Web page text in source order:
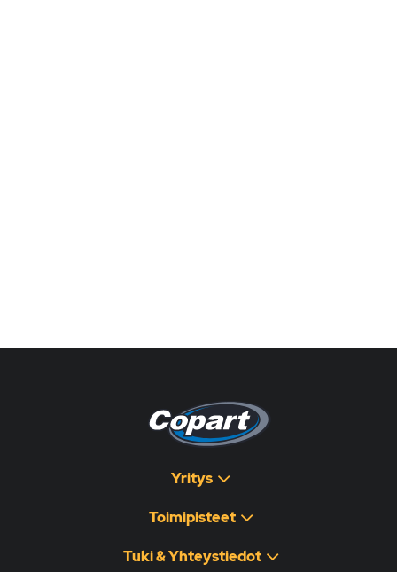
Yritys
Toimipisteet
Tuki & Yhteystiedot